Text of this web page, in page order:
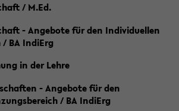
/ M.Ed.
- Angebote für den Individuellen
BA IndiErg
in der Lehre
- Angebote für den
/ BA IndiErg